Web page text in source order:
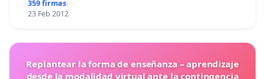
359 firmas
23 Feb 2012
Replantear la forma de enseñanza – aprendizaje
desde la modalidad virtual ante la contingencia